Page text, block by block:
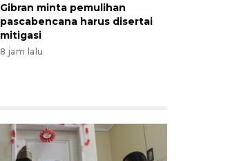
Gibran minta pemulihan
pascabencana harus disertai
mitigasi
8 jam lalu